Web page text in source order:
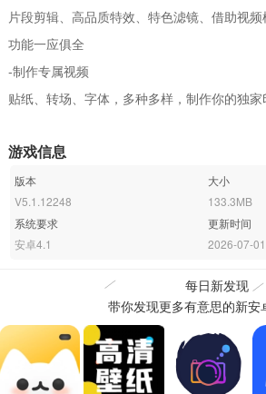
片段剪辑、高品质特效、特色滤镜、借助视
功能一应俱全
-制作专属视频
贴纸、转场、字体，多种多样，制作你的独家
游戏信息
版本
V5.1.12248
大小
133.3MB
系统要求
安卓4.1
更新时间
2026-07-
每日新发现
带你发现更多有意思的新安